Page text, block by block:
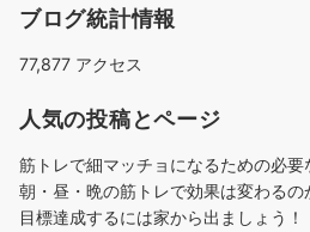
ブログ統計情報
77,877 アクセス
人気の投稿とページ
筋トレで細マッチョになるための必要
朝・昼・晩の筋トレで効果は変わるの
目標達成するには家から出ましょう！